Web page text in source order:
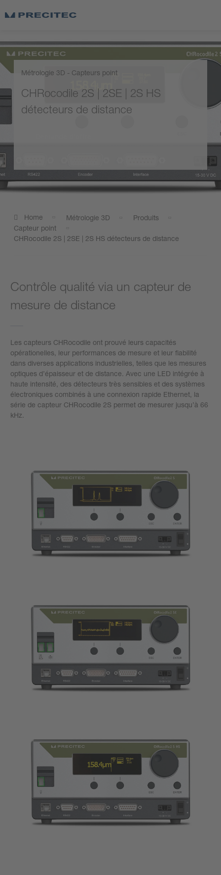
Métrologie 3D - Capteurs point
CHRocodile 2S | 2SE | 2S HS
détecteurs de distance
Home Métrologie 3D
Produits
Capteur point
CHRocodile 2S | 2SE | 2S HS détecteurs de distance
Contrôle qualité via un capteur de
mesure de distance
Les capteurs CHRocodile ont prouvé leurs capacités
opérationelles, leur performances de mesure et leur fiabilité
dans diverses applications industrielles, telles que les mesures
optiques d’épaisseur et de distance. Avec une LED intégrée à
haute intensité, des détecteurs très sensibles et des systèmes
électroniques combinés à une connexion rapide Ethernet, la
série de capteur CHRocodile 2S permet de mesurer jusqu’à 66
kHz.